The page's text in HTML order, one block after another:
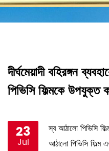
দীর্ঘমেয়াদী বহিরঙ্গন
পিভিসি ফিল্মকে
23
Jul
স্ব আঠালো পিভিসি
আঠালো পিভিসি ফিল্ম